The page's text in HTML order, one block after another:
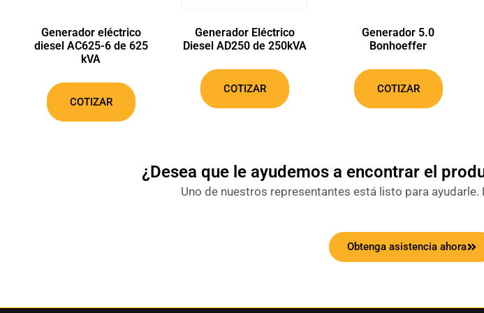
Generador eléctrico
diesel AC625-6 de 625
kVA
COTIZAR
Generador Eléctrico
Diesel AD250 de 250kVA
COTIZAR
Generador 5.0
Bonhoeffer
COTIZAR
¿Desea que le ayudemos a encontrar el
Uno de nuestros representantes está listo para ayudarle.
Obtenga asistencia ahora